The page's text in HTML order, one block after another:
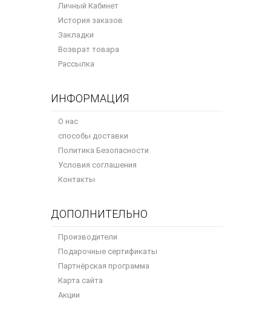
Личный Кабинет
История заказов
Закладки
Возврат товара
Рассылка
ИНФОРМАЦИЯ
О нас
способы доставки
Политика Безопасности
Условия соглашения
Контакты
ДОПОЛНИТЕЛЬНО
Производители
Подарочные сертификаты
Партнёрская программа
Карта сайта
Акции